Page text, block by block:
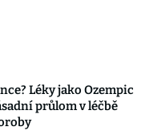
Léky jako Ozempic
průlom v léčbě